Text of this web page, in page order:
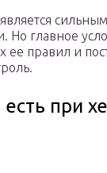
Но главное
ее правил и
при